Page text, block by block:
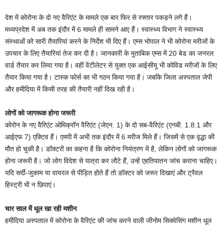
देश में कोरोना के दो नए वैरिएंट के मामले एक बार फिर से रफ्तार पकड़ने लगे हैं।
मध्यप्रदेश में अब तक इंदौर में 6 मामले ही सामने आए हैं। स्वास्थ्य विभाग ने स्वास्थ्य
संस्थाओं को सारी तैयारियां करने के निर्देश भी दिए हैं। एम्स भोपाल ने भी कोरोना मरीजों के
उपचार के लिए तैयारियां तेज कर दी है। जानकारी के मुताबिक एम्स में 20 बेड का जनरल
वार्ड तैयार कर लिया गया है। वहीं वेंटीलेटर से युक्त एक आईसीयू भी कोविड मरीजों के लिए
तैयार किया गया है। टास्क फोर्स का भी गठन किया गया है। जबकि जिला अस्पताल जेपी
और हमीदिया में किसी तरह की तैयारी नहीं दिख रही है।
लोगों को जागरूक होना जरूरी
कोरोन के नए वैरिएंट ओमिक्रॉन वैरिएंट (जेएन. 1) के दो सब-वैरिएंट (एनबी. 1.8.1 और
आईएफ 7) एक्टिव हैं। एमपी में अभी तक इंदौर में 6 मरीज मिले हैं। जिसमें से एक वृद्धा की
मौत हो चुकी है। डॉक्टरों का कहना है कि कोरोना नियंत्रण में है, लेकिन लोगों को जागरूक
होना जरूरी है। जो लोग विदेश से यात्रा कर लौटे हैं, उन्हें एहतियातन जांच कराना चाहिए।
यदि सर्दी-जुकाम या वायरल से पीड़ित होते हैं तो डॉक्टर को जरूर दिखाएं और ट्रैवल
हिस्ट्री भी न छिपाएं।
चार साल में धूल खा रही मशीन
हमीदिया अस्पताल में कोरोना के वैरिएंट की जांच करने वाली जीनोम सिक्वेसिंग मशीन धूल